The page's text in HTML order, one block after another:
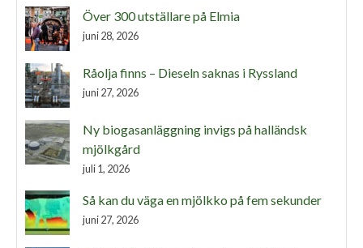
Över 300 utställare på Elmia
juni 28, 2026
Råolja finns – Dieseln saknas i Ryssland
juni 27, 2026
Ny biogasanläggning invigs på halländsk
mjölkgård
juli 1, 2026
Så kan du väga en mjölkko på fem sekunder
juni 27, 2026